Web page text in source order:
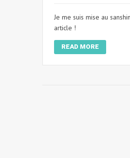
Je me suis mise au
article !
READ MORE